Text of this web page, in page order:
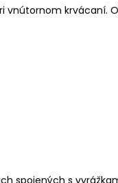
vnútornom krvácaní.
spojených s